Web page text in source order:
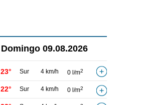
Domingo 09.08.2026
23° Sur 4 km/h 0 l/m2
22° Sur 4 km/h 0 l/m2